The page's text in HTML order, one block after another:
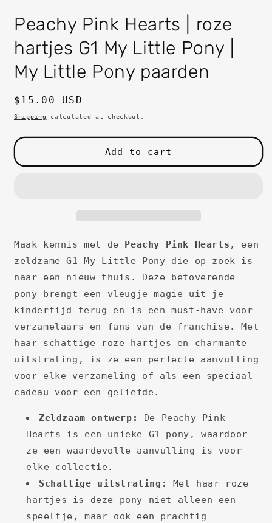
Peachy Pink Hearts | roze
hartjes G1 My Little Pony |
My Little Pony paarden
Regular
price
$15.00 USD
Shipping calculated at checkout.
Add to cart
Maak kennis met de Peachy Pink Hearts , een
zeldzame G1 My Little Pony die op zoek is
naar een nieuw thuis. Deze betoverende
pony brengt een vleugje magie uit je
kindertijd terug en is een must-have voor
verzamelaars en fans van de franchise. Met
haar schattige roze hartjes en charmante
uitstraling, is ze een perfecte aanvulling
voor elke verzameling of als een speciaal
cadeau voor een geliefde.
Zeldzaam ontwerp:
De Peachy Pink
Hearts is een unieke G1 pony, waardoor
ze een waardevolle aanvulling is voor
elke collectie.
Schattige uitstraling:
Met haar roze
hartjes is deze pony niet alleen een
speeltje, maar ook een prachtig